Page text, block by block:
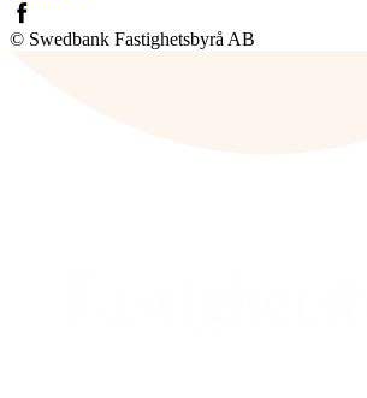
© Swedbank Fastighetsbyrå AB